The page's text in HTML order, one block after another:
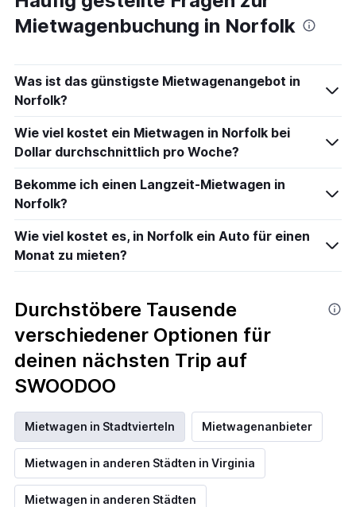
Mietwagenbuchung in Norfolk
Was ist das günstigste Mietwagenangebot in
Norfolk?
Wie viel kostet ein Mietwagen in Norfolk bei
Dollar durchschnittlich pro Woche?
Bekomme ich einen Langzeit-Mietwagen in
Norfolk?
Wie viel kostet es, in Norfolk ein Auto für einen
Monat zu mieten?
Durchstöbere Tausende
verschiedener Optionen für
deinen nächsten Trip auf
SWOODOO
Mietwagen in Stadtvierteln Mietwagenanbieter
Mietwagen in anderen Städten in Virginia
Mietwagen in anderen Städten